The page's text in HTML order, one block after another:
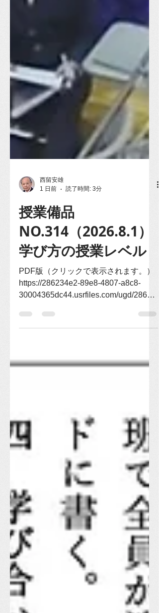
西留安雄
1 日前
読了時間: 3分
授業備品
NO.314（2026.8.1）
学び方の授業レベル
PDF版（クリックで表示されます。）
30004365dc44.usrfiles.com/ugd/28623
4_45066dc97ab54d119b01ded0c2183
intelligent that survives. It is the one
い。それは、変化に最もよく適応した
ものである」。 「時代の変化に合わ
せた授業づくり」。 全国の授業を見
て、目指す授業レベルが見えてきた。
ぜひ、自分なりの「授業レベル」を
作成していただきたい。 レベル５ 異
学年・異学級交流セルフラーニング
（教師ぬき＋学習リーダーの活躍）💮
💮💮 これまで学校や教師は、「学
級」単位で学ぶことが常識であった。
それを